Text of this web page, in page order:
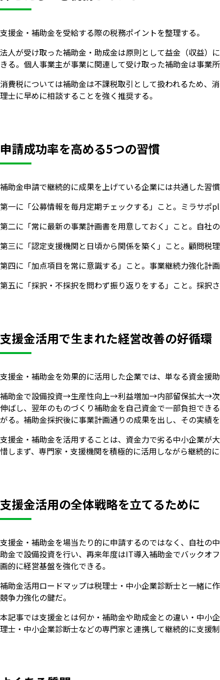
支援金・補助金を受給する際の税務ポイントを整理する。
法人が受け取った補助金・助成金は原則として益金（収益）
きる。個人事業主が事業に関連して受け取った補助金は事業
消費税については補助金は不課税取引として扱われるため、
理士に早めに相談することを強く推奨する。
申請成功率を高める5つの習慣
補助金申請で継続的に成果を上げている企業には共通した習
第一に「公募情報を毎月定期チェックする」こと。ミラサポ
第二に「常に最新の事業計画書を用意しておく」こと。自社
第三に「認定支援機関と日頃から関係を築く」こと。顧問税
第四に「加点項目を常に意識する」こと。事業継続力強化計
第五に「採択・不採択を問わず振り返りをする」こと。採択
支援金活用で生まれた経営改善の好循環
支援金・補助金を効果的に活用した企業では、単なる資金援
補助金で設備投資→生産性向上→利益増加→内部留保拡大→次
伸ばし、翌年のものづくり補助金を自己資金で一部負担でき
がる。補助金採択後に事業計画通りの成果を出し、その実績
支援金・補助金を活用することは、資金力で劣る中小企業が
惜しまず、専門家・支援機関を積極的に活用しながら継続的
支援金活用の全体戦略を立てるために
支援金・補助金を場当たり的に申請するのではなく、自社の
助金で設備投資を行い、再来年度はIT導入補助金でバックオ
画的に経営基盤を強化できる。
補助金活用ロードマップは税理士・中小企業診断士と一緒に
競争力強化の鍵だ。
本記事では支援金とは何か・補助金や助成金との違い・中小
理士・中小企業診断士などの専門家と連携して継続的に支援